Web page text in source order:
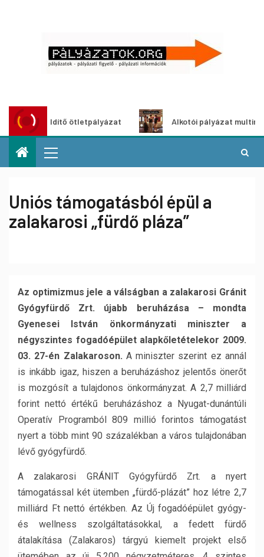
ötletpályázat Alkotói pályázat multimédia-
Uniós támogatásból épül a
zalakarosi „fürdő pláza”
Az optimizmus jele a válságban a zalakarosi Gránit
Gyógyfürdő Zrt. újabb beruházása – mondta
Gyenesei István önkormányzati miniszter a
négyszintes fogadóépület alapkőletételekor 2009.
03. 27-én Zalakaroson. A miniszter szerint ez annál
is inkább igaz, hiszen a beruházáshoz jelentős önerőt
is mozgósít a tulajdonos önkormányzat. A 2,7 milliárd
forint nettó értékű beruházáshoz a Nyugat-dunántúli
Operatív Programból 809 millió forintos támogatást
nyert a több mint 90 százalékban a város tulajdonában
lévő gyógyfürdő.
A zalakarosi GRÁNIT Gyógyfürdő Zrt. a nyert
támogatással két ütemben „fürdő-plázát” hoz létre 2,7
milliárd Ft nettó értékben. Az Új fogadóépület gyógy-
és wellness szolgáltatásokkal, a fedett fürdő
átalakítása (Zalakaros) tárgyú kiemelt projekt első